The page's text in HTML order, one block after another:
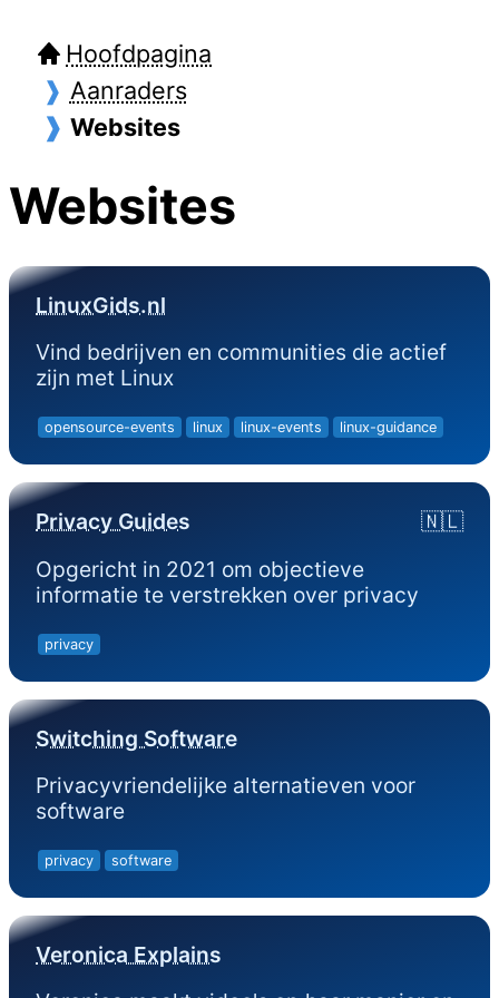
Hoofdpagina
Aanraders
Websites
Websites
LinuxGids.nl
Vind bedrijven en communities die actief
zijn met Linux
opensource-events linux linux-events linux-guidance
🇳🇱
Privacy Guides
Opgericht in 2021 om objectieve
informatie te verstrekken over privacy
privacy
Switching Software
Privacyvriendelijke alternatieven voor
software
privacy software
Veronica Explains